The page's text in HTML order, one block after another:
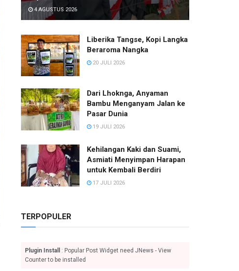
4 AGUSTUS 2026
Liberika Tangse, Kopi Langka
Beraroma Nangka
20 JULI 2026
Dari Lhoknga, Anyaman
Bambu Menganyam Jalan ke
Pasar Dunia
19 JULI 2026
Kehilangan Kaki dan Suami,
Asmiati Menyimpan Harapan
untuk Kembali Berdiri
17 JULI 2026
TERPOPULER
Plugin Install
: Popular Post Widget need JNews - View
Counter to be installed